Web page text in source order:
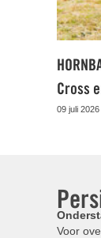
Cross
09 juli 2026
Voor